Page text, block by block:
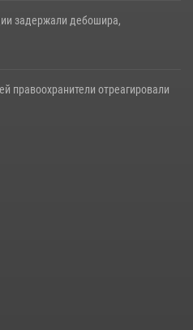
задержали дебошира,
правоохранители отреагировали